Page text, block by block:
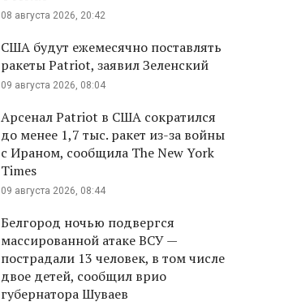
08 августа 2026, 20:42
США будут ежемесячно поставлять
ракеты Patriot, заявил Зеленский
09 августа 2026, 08:04
Арсенал Patriot в США сократился
до менее 1,7 тыс. ракет из-за войны
с Ираном, сообщила The New York
Times
09 августа 2026, 08:44
Белгород ночью подвергся
массированной атаке ВСУ —
пострадали 13 человек, в том числе
двое детей, сообщил врио
губернатора Шуваев